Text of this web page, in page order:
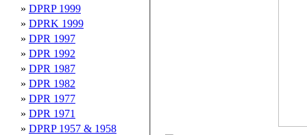
» DPRP 1999
» DPRK 1999
» DPR 1997
» DPR 1992
» DPR 1987
» DPR 1982
» DPR 1977
» DPR 1971
» DPRP 1957 & 1958